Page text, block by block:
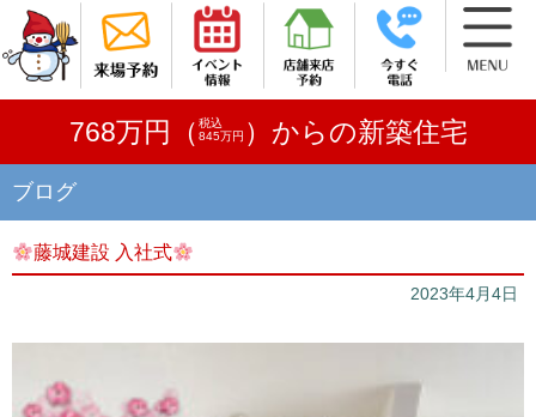
768万円（ 税込
845万円 ）からの新築住宅
ブログ
藤城建設 入社式
2023年4月4日